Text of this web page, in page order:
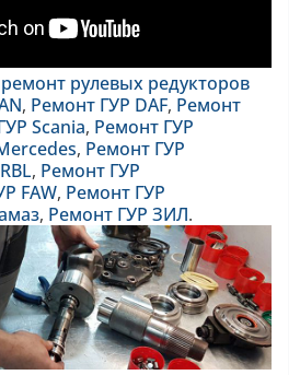
ремонт рулевых редукторов
, Ремонт ГУР DAF, Ремонт
Scania, Ремонт ГУР
, Ремонт ГУР
, Ремонт ГУР
FAW, Ремонт ГУР
, Ремонт ГУР ЗИЛ.